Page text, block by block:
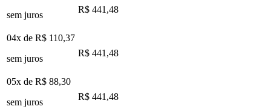
sem juros
R$ 441,48
04x de R$ 110,37
sem juros
R$ 441,48
05x de R$ 88,30
sem juros
R$ 441,48